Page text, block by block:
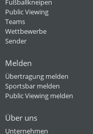
Fußballkneipen
Public Viewing
Teams
Wettbewerbe
Sender
Melden
Übertragung melden
Sportsbar melden
Public Viewing melden
Über uns
Unternehmen